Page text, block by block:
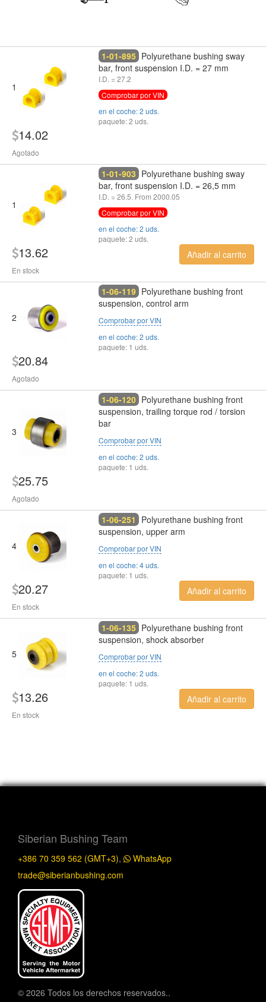
1
1-01-895 Polyurethane bushing sway
bar, front suspension I.D. = 27 mm
I.D. = 27.2
Comprobar por VIN
en el coche: 2 uds.
paquete: 2 uds.
14.02
Agotado
1
1-01-903 Polyurethane bushing sway
bar, front suspension I.D. = 26,5 mm
I.D. = 26.5. From 2000.05
Comprobar por VIN
en el coche: 2 uds.
paquete: 2 uds.
13.62
En stock
Añadir al carrito
2
1-06-119 Polyurethane bushing front
suspension, control arm
Comprobar por VIN
en el coche: 2 uds.
paquete: 1 uds.
20.84
Agotado
3
1-06-120 Polyurethane bushing front
suspension, trailing torque rod / torsion
bar
Comprobar por VIN
en el coche: 2 uds.
paquete: 1 uds.
25.75
Agotado
4
1-06-251 Polyurethane bushing front
suspension, upper arm
Comprobar por VIN
en el coche: 4 uds.
paquete: 1 uds.
20.27
En stock
Añadir al carrito
5
1-06-135 Polyurethane bushing front
suspension, shock absorber
Comprobar por VIN
en el coche: 2 uds.
paquete: 1 uds.
13.26
En stock
Añadir al carrito
Siberian Bushing Team
+386 70 359 562 (GMT+3),
WhatsApp
trade@siberianbushing.com
© 2026 Todos los derechos reservados..